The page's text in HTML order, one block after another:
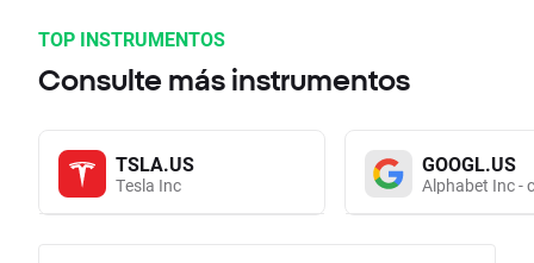
TOP INSTRUMENTOS
Consulte más instrumentos
TSLA.US
Tesla Inc
GOOGL.US
Alphabet Inc -